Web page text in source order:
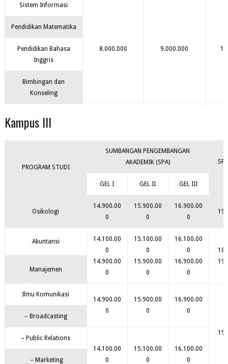
Sistem Informasi
8.000.000 9.000.000
Pendidikan Matematika
Pendidikan Bahasa
Inggris
Bimbingan dan
Konseling
Kampus III
PROGRAM STUDI
SUMBANGAN PENGEMBANGAN
AKADEMIK (SPA)
GEL I
GEL II GEL III
Osikologi
14.900.00
0
15.900.00
0
16.900.00
0
Akuntansi
14.100.00
0
14.900.00
0
15.100.00
0
15.900.00
0
16.100.00
0
16.900.00
0
Manajemen
Ilmu Komunikasi
14.900.00
0
15.900.00
0
16.900.00
0
– Broadcasting
– Public Relations
14.100.00
0
15.100.00
0
16.100.00
0
– Marketing